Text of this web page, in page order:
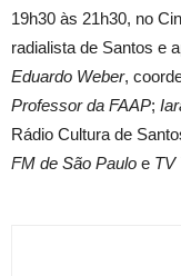
19h30 às 21h30, no
radialista de Santos e
Eduardo Weber,
Professor da FAAP;
Rádio Cultura de
FM de São Paulo e TV